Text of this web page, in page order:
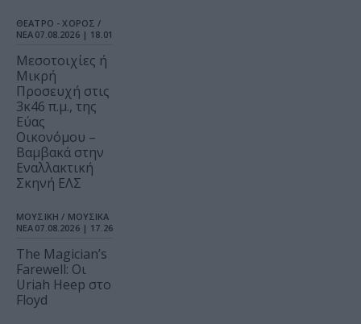
ΘΕΑΤΡΟ - ΧΟΡΟΣ /
ΝΕΑ 07.08.2026 | 18.01
Μεσοτοιχίες ή
Μικρή
Προσευχή στις
3κ46 π.μ., της
Εύας
Οικονόμου –
Βαμβακά στην
Εναλλακτική
Σκηνή ΕΛΣ
ΜΟΥΣΙΚΗ / ΜΟΥΣΙΚΑ
ΝΕΑ 07.08.2026 | 17.26
The Magician’s
Farewell: Οι
Uriah Heep στο
Floyd